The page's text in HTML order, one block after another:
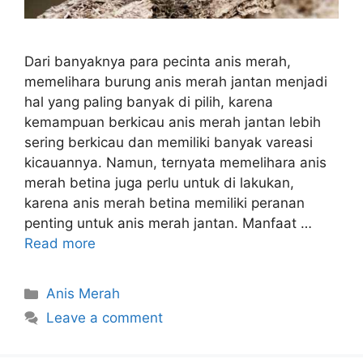
Dari banyaknya para pecinta anis merah,
memelihara burung anis merah jantan menjadi
hal yang paling banyak di pilih, karena
kemampuan berkicau anis merah jantan lebih
sering berkicau dan memiliki banyak vareasi
kicauannya. Namun, ternyata memelihara anis
merah betina juga perlu untuk di lakukan,
karena anis merah betina memiliki peranan
penting untuk anis merah jantan. Manfaat …
Read more
Categories
Anis Merah
Leave a comment